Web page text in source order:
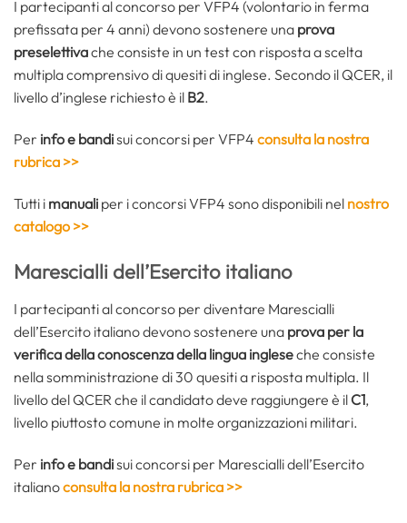
I partecipanti al concorso per VFP4 (volontario in ferma
prefissata per 4 anni) devono sostenere una prova
preselettivache consiste in un test con risposta a scelta
multipla comprensivo di quesiti di inglese. Secondo il QCER, il
livello d’inglese richiesto è il B2.
Per info e bandisui concorsi per VFP4 consulta la nostra
rubrica >>
Tutti i manuali per i concorsi VFP4 sono disponibili nel nostro
catalogo >>
Marescialli dell’Esercito italiano
I partecipanti al concorso per diventare Marescialli
dell’Esercito italiano devono sostenere una prova per la
verifica della conoscenza della lingua ingleseche consiste
nella somministrazione di 30 quesiti a risposta multipla. Il
livello del QCER che il candidato deve raggiungere è il C1,
livello piuttosto comune in molte organizzazioni militari.
Per info e bandisui concorsi per Marescialli dell’Esercito
italianoconsulta la nostra rubrica >>